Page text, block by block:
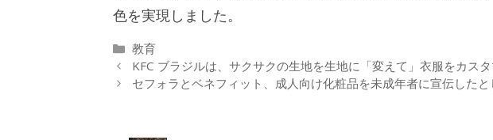
色を実現しました。
カ
テ
ゴ
教育
KFC ブラジルは、サクサクの生地を生地に「変えて」衣服をカス
セフォラとベネフィット、成人向け化粧品を未成年者に宣伝した